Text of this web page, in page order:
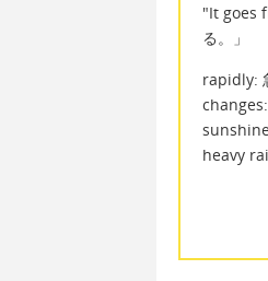
"It goes
る。」
rapidly:
heavy